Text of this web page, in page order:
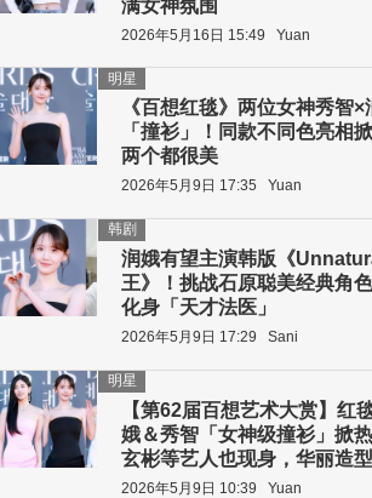
满女神氛围
2026年5月16日 15:49 Yuan
《百想红毯》两位女神秀智
「撞衫」！同款不同色亮相
两个都很美
明星
2026年5月9日 17:35 Yuan
润娥有望主演韩版《
王》！挑战石原聪美经典角
化身「天才法医」
韩剧
2026年5月9日 17:29 Sani
【第62届百想艺术大赏】红
娥＆秀智「女神级撞衫」掀热
玄彬等艺人也现身，华丽造
明星
2026年5月9日 10:39 Yuan